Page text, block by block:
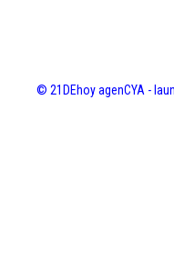
© 21DEhoy agenCYA -